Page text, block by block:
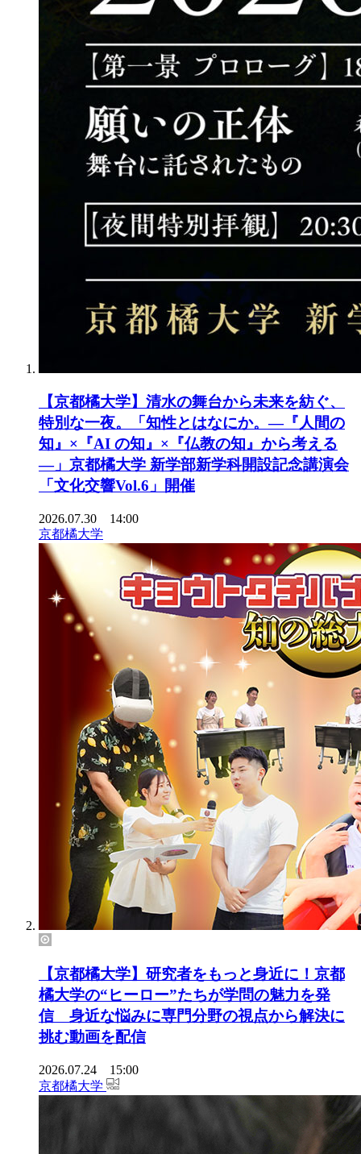
【京都橘大学】清水の舞台から未来を紡ぐ、
特別な一夜。「知性とはなにか。―『人間の
知』×『AI の知』×『仏教の知』から考える
―」京都橘大学 新学部新学科開設記念講演会
「文化交響Vol.6」開催
2026.07.30 14:00
京都橘大学
【京都橘大学】研究者をもっと身近に！京都
橘大学の“ヒーロー”たちが学問の魅力を発
信 身近な悩みに専門分野の視点から解決に
挑む動画を配信
2026.07.24 15:00
京都橘大学